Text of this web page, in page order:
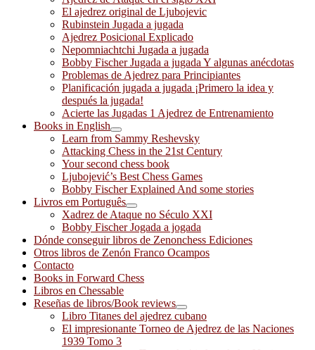
El ajedrez original de Ljubojevic
Rubinstein Jugada a jugada
Ajedrez Posicional Explicado
Nepomniachtchi Jugada a jugada
Bobby Fischer Jugada a jugada Y algunas anécdotas
Problemas de Ajedrez para Principiantes
Planificación jugada a jugada ¡Primero la idea y
después la jugada!
Acierte las Jugadas 1 Ajedrez de Entrenamiento
Books in English
Learn from Sammy Reshevsky
Attacking Chess in the 21st Century
Your second chess book
Ljubojević’s Best Chess Games
Bobby Fischer Explained And some stories
Livros em Português
Xadrez de Ataque no Século XXI
Bobby Fischer Jogada a jogada
Dónde conseguir libros de Zenonchess Ediciones
Otros libros de Zenón Franco Ocampos
Contacto
Books in Forward Chess
Libros en Chessable
Reseñas de libros/Book reviews
Libro Titanes del ajedrez cubano
El impresionante Torneo de Ajedrez de las Naciones
1939 Tomo 3